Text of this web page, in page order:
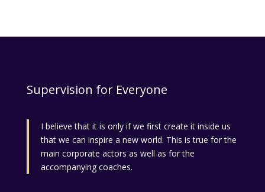
Supervision for Everyone
I believe that it is only if we first create it inside us
that we can inspire a new world. This is true for the
main corporate actors as well as for the
accompanying coaches.